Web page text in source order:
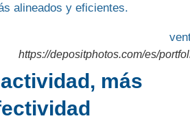
alineados y eficientes.
https://depositphotos.com/es/
más